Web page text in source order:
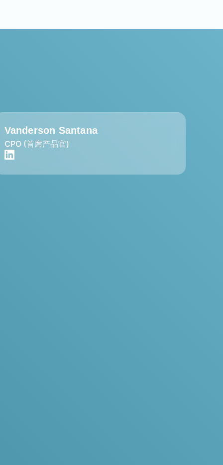
Vanderson Santana
CPO (首席产品官)